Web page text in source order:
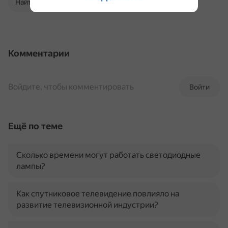
Найти в Поиске
Комментарии
Войти
Войдите, чтобы комментировать
Ещё по теме
Сколько времени могут работать светодиодные
лампы?
Как спутниковое телевидение повлияло на
развитие телевизионной индустрии?